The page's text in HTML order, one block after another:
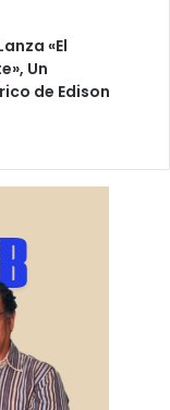
«El
Un
de Edison